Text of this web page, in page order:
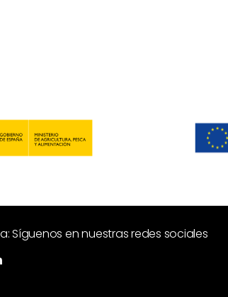
Síguenos en nuestras redes sociales